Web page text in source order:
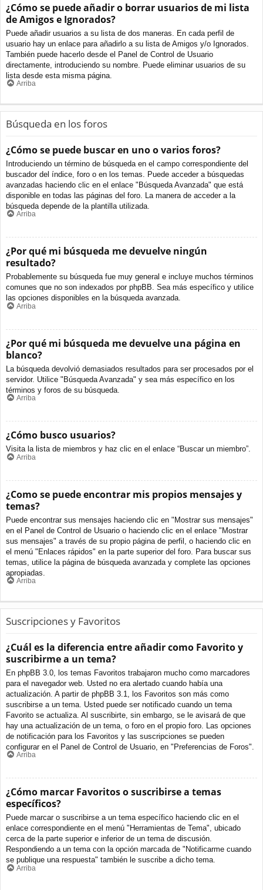
¿Cómo se puede añadir o borrar usuarios de mi lista
de Amigos e Ignorados?
Puede añadir usuarios a su lista de dos maneras. En cada perfil de
usuario hay un enlace para añadirlo a su lista de Amigos y/o Ignorados.
También puede hacerlo desde el Panel de Control de Usuario
directamente, introduciendo su nombre. Puede eliminar usuarios de su
lista desde esta misma página.
Arriba
Búsqueda en los foros
¿Cómo se puede buscar en uno o varios foros?
Introduciendo un término de búsqueda en el campo correspondiente del
buscador del índice, foro o en los temas. Puede acceder a búsquedas
avanzadas haciendo clic en el enlace "Búsqueda Avanzada" que está
disponible en todas las páginas del foro. La manera de acceder a la
búsqueda depende de la plantilla utilizada.
Arriba
¿Por qué mi búsqueda me devuelve ningún
resultado?
Probablemente su búsqueda fue muy general e incluye muchos términos
comunes que no son indexados por phpBB. Sea más específico y utilice
las opciones disponibles en la búsqueda avanzada.
Arriba
¿Por qué mi búsqueda me devuelve una página en
blanco?
La búsqueda devolvió demasiados resultados para ser procesados por el
servidor. Utilice "Búsqueda Avanzada" y sea más específico en los
términos y foros de su búsqueda.
Arriba
¿Cómo busco usuarios?
Visita la lista de miembros y haz clic en el enlace “Buscar un miembro”.
Arriba
¿Como se puede encontrar mis propios mensajes y
temas?
Puede encontrar sus mensajes haciendo clic en "Mostrar sus mensajes"
en el Panel de Control de Usuario o haciendo clic en el enlace "Mostrar
sus mensajes" a través de su propio página de perfil, o haciendo clic en
el menú "Enlaces rápidos" en la parte superior del foro. Para buscar sus
temas, utilice la página de búsqueda avanzada y complete las opciones
apropiadas.
Arriba
Suscripciones y Favoritos
¿Cuál es la diferencia entre añadir como Favorito y
suscribirme a un tema?
En phpBB 3.0, los temas Favoritos trabajaron mucho como marcadores
para el navegador web. Usted no era alertado cuando había una
actualización. A partir de phpBB 3.1, los Favoritos son más como
suscribirse a un tema. Usted puede ser notificado cuando un tema
Favorito se actualiza. Al suscribirte, sin embargo, se le avisará de que
hay una actualización de un tema, o foro en el propio foro. Las opciones
de notificación para los Favoritos y las suscripciones se pueden
configurar en el Panel de Control de Usuario, en "Preferencias de Foros".
Arriba
¿Cómo marcar Favoritos o suscribirse a temas
específicos?
Puede marcar o suscribirse a un tema específico haciendo clic en el
enlace correspondiente en el menú "Herramientas de Tema", ubicado
cerca de la parte superior e inferior de un tema de discusión.
Respondiendo a un tema con la opción marcada de "Notificarme cuando
se publique una respuesta" también le suscribe a dicho tema.
Arriba